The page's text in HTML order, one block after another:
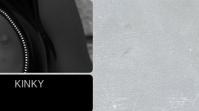
KINKY